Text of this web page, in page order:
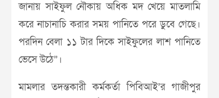
জানায় সাইফুল নৌকায় অধিক মদ খেয়ে মাতলামি
করে নাচানাচি করার সময় পানিতে পরে ডুবে গেছে।
পরদিন বেলা ১১ টার দিকে সাইফুলের লাশ পানিতে
ভেসে উঠে”।
মামলার তদন্তকারী কর্মকর্তা পিবিআই’র গাজীপুর